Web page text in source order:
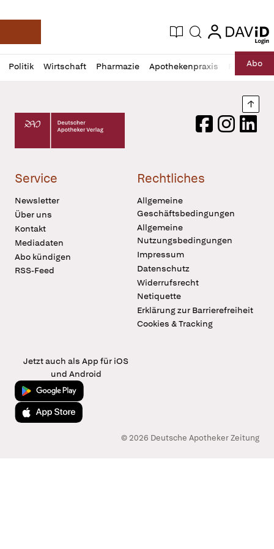
Deutsche Apotheker Zeitung
Aktuelle Ausgabe
Suche login
login
Politik Wirtschaft Pharmazie Apothekenpraxis RechtAbo
Profil
öffnen
Daz
Pur
Deutscher Apotheker Verlag Logo
FacebookInstagram
Service
Newsletter
Über uns
Kontakt
Mediadaten
Abo kündigen
RSS-Feed
Rechtliches
Allgemeine
Geschäftsbedingungen
Allgemeine
Nutzungsbedingungen
Impressum
Datenschutz
Widerrufsrecht
Netiquette
Erklärung zur Barrierefreiheit
Cookies & Tracking
Jetzt auch als App für iOS
und Android
Jetzt bei Google Play
Laden im App Store
© 2026 Deutsche Apotheker Zeitung